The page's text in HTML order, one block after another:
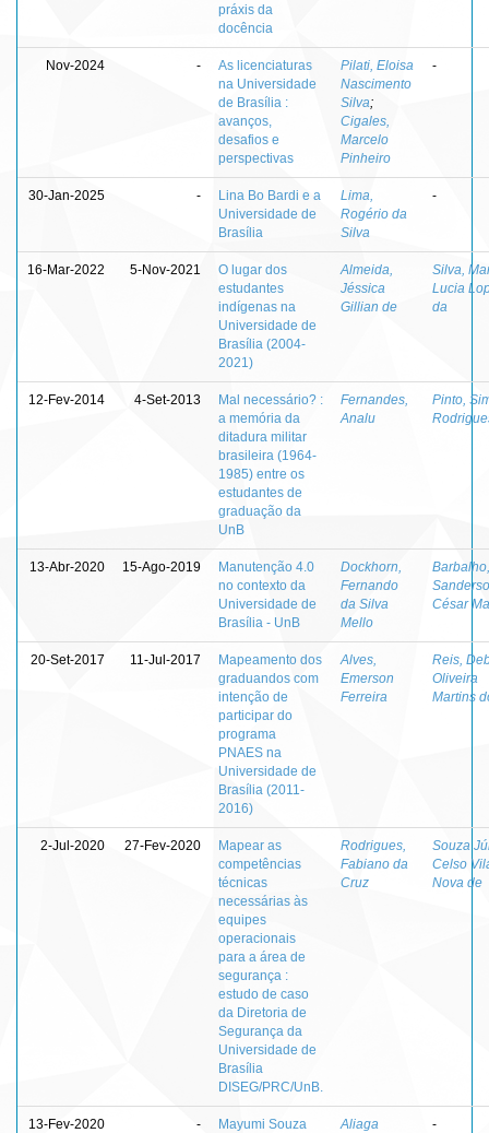
práxis da
docência
Nov-2024 -
As licenciaturas
na Universidade
de Brasília :
avanços,
desafios e
perspectivas
Pilati, Eloisa
Nascimento
Silva;
Cigales,
Marcelo
Pinheiro
-
30-Jan-2025 -
Lina Bo Bardi e a
Universidade de
Brasília
Lima,
Rogério da
Silva
-
16-Mar-2022 5-Nov-2021
O lugar dos
estudantes
indígenas na
Universidade de
Brasília (2004-
2021)
Almeida,
Jéssica
Gillian de
Silva,
Lucia
da
12-Fev-2014 4-Set-2013
Mal necessário? :
a memória da
ditadura militar
brasileira (1964-
1985) entre os
estudantes de
graduação da
UnB
Fernandes,
Analu
Pinto,
13-Abr-2020 15-Ago-2019
Manutenção 4.0
no contexto da
Universidade de
Brasília - UnB
Dockhorn,
Fernando
da Silva
Mello
Barbalho,
César
20-Set-2017 11-Jul-2017
Mapeamento dos
graduandos com
intenção de
participar do
programa
PNAES na
Universidade de
Brasília (2011-
2016)
Alves,
Emerson
Ferreira
Reis,
Oliveira
Martins
2-Jul-2020 27-Fev-2020
Mapear as
competências
técnicas
necessárias às
equipes
operacionais
para a área de
segurança :
estudo de caso
da Diretoria de
Segurança da
Universidade de
Brasília
DISEG/PRC/UnB.
Rodrigues,
Fabiano da
Cruz
Souza
Celso
Nova de
13-Fev-2020 -
Mayumi Souza
Aliaga
-